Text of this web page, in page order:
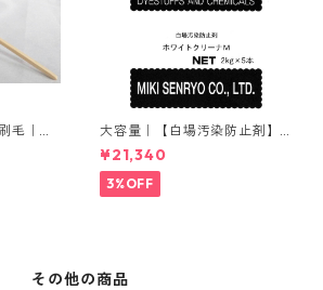
毛｜夏
大容量｜【白場汚染防止剤】
｜2kg×5本｜ホワイトクリー
ナＭ
¥21,340
3%OFF
その他の商品